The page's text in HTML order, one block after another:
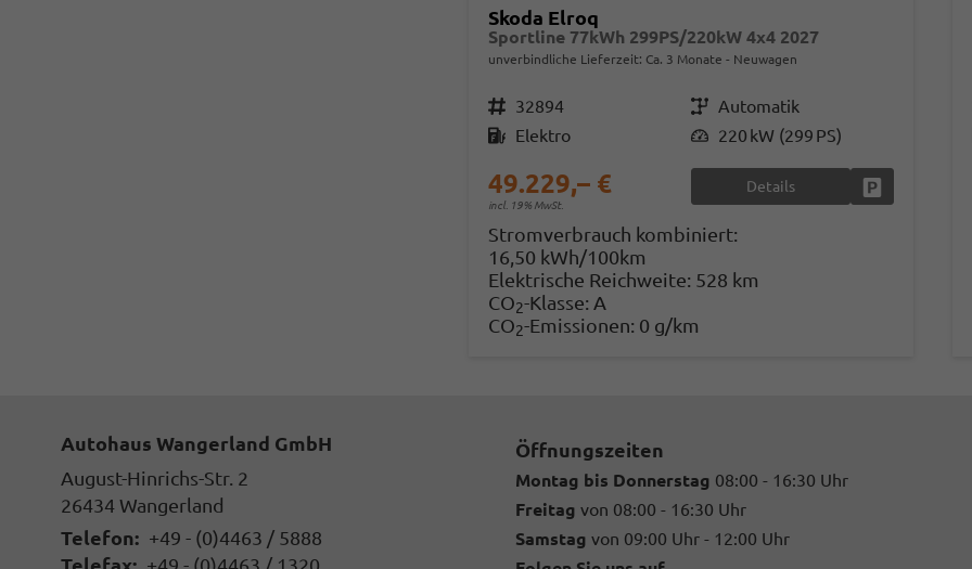
Skoda Elroq
Sportline 77kWh 299PS/220kW 4x4 2027
unverbindliche Lieferzeit: Ca. 3 Monate Neuwagen
Fahrzeugnr. 32894 GetriebeAutomatik
Kraftstoff Elektro Leistung 220 kW (299 PS)
49.229,– €
incl. 19% MwSt.
Details Fahrzeug
Stromverbrauch kombiniert:
16,50 kWh/100km
Elektrische Reichweite: 528 km
CO2-Klasse: A
CO2-Emissionen: 0 g/km
Autohaus Wangerland GmbH
August-Hinrichs-Str. 2
26434 Wangerland
Telefon: +49 - (0)4463 / 5888
Telefax: +49 - (0)4463 / 1320
Öffnungszeiten
Montag bis Donnerstag 08:00 - 16:30 Uhr
Freitag von 08:00 - 16:30 Uhr
Samstag von 09:00 Uhr - 12:00 Uhr